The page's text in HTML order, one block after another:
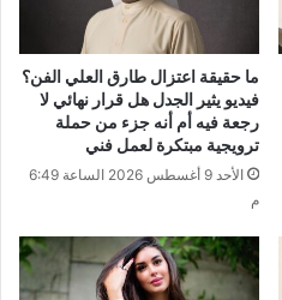
ما حقيقة اعتزال طارق العلي الفن؟
فيديو يثير الجدل هل قرار نهائي لا
رجعة فيه أم أنه جزء من حملة
ترويجية مبتكرة لعمل فني
الأحد 9 أغسطس 2026 الساعة 6:49
م